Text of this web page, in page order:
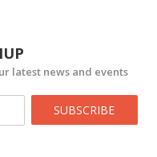
latest news and events
SUBSCRIBE